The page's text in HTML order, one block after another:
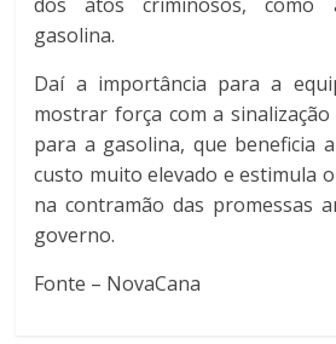
dos atos criminosos, como
gasolina.
Daí a importância para a
mostrar força com a
para a gasolina, que beneficia
custo muito elevado e estimula
na contramão das promessas
governo.
Fonte – NovaCana